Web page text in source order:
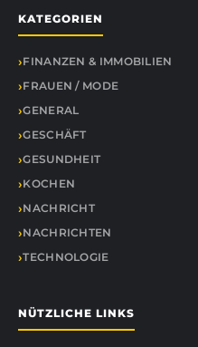
KATEGORIEN
FINANZEN & IMMOBILIEN
FRAUEN / MODE
GENERAL
GESCHÄFT
GESUNDHEIT
KOCHEN
NACHRICHT
NACHRICHTEN
TECHNOLOGIE
NÜTZLICHE LINKS